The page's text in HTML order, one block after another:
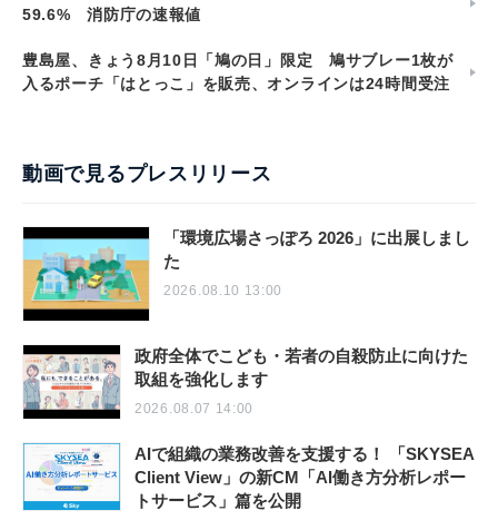
59.6% 消防庁の速報値
豊島屋、きょう8月10日「鳩の日」限定 鳩サブレー1枚が
入るポーチ「はとっこ」を販売、オンラインは24時間受注
動画で見るプレスリリース
「環境広場さっぽろ 2026」に出展しまし
た
2026.08.10 13:00
政府全体でこども・若者の自殺防止に向けた
取組を強化します
2026.08.07 14:00
AIで組織の業務改善を支援する！ 「SKYSEA
Client View」の新CM「AI働き方分析レポー
トサービス」篇を公開